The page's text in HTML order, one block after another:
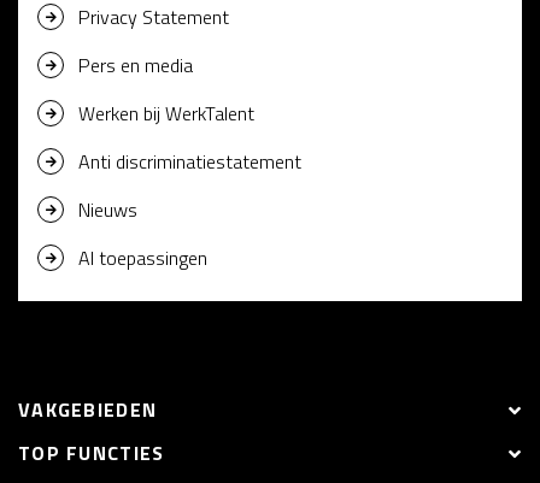
Privacy Statement
Pers en media
Werken bij WerkTalent
Anti discriminatiestatement
Nieuws
AI toepassingen
VAKGEBIEDEN
TOP FUNCTIES